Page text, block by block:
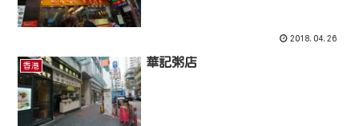
2018.04.26
香港 華記粥店